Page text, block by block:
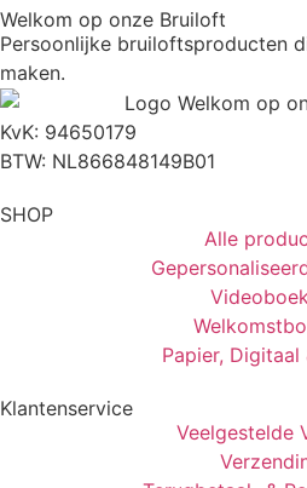
Welkom op onze Bruiloft
Persoonlijke bruiloftsproducten
maken.
KvK: 94650179
BTW: NL866848149B01
SHOP
Alle
Papier, Digitaal
Klantenservice
Veelgestelde